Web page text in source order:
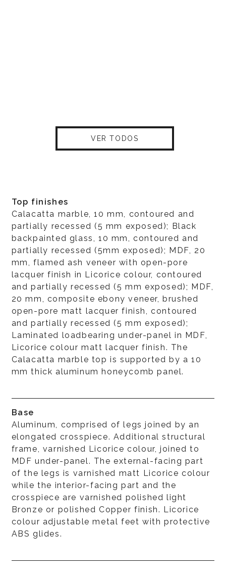
VER TODOS
Top finishes
Calacatta marble, 10 mm, contoured and
partially recessed (5 mm exposed); Black
backpainted glass, 10 mm, contoured and
partially recessed (5mm exposed); MDF, 20
mm, flamed ash veneer with open-pore
lacquer finish in Licorice colour, contoured
and partially recessed (5 mm exposed); MDF,
20 mm, composite ebony veneer, brushed
open-pore matt lacquer finish, contoured
and partially recessed (5 mm exposed);
Laminated loadbearing under-panel in MDF,
Licorice colour matt lacquer finish. The
Calacatta marble top is supported by a 10
mm thick aluminum honeycomb panel.
Base
Aluminum, comprised of legs joined by an
elongated crosspiece. Additional structural
frame, varnished Licorice colour, joined to
MDF under-panel. The external-facing part
of the legs is varnished matt Licorice colour
while the interior-facing part and the
crosspiece are varnished polished light
Bronze or polished Copper finish. Licorice
colour adjustable metal feet with protective
ABS glides.